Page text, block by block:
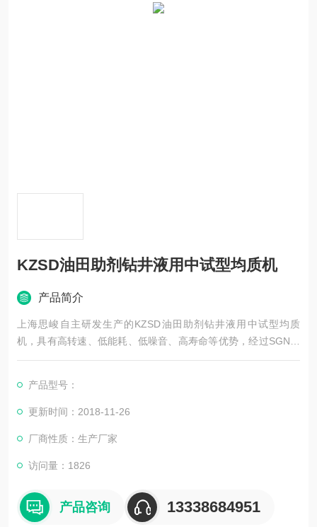
KZSD油田助剂钻井液用中试型均质机
产品简介
上海思峻自主研发生产的KZSD油田助剂钻井液用中试型均质
机，具有高转速、低能耗、低噪音、高寿命等优势，经过SGN全
体研发生产部员工的不懈努力，终于解决了SGN高剪切乳化机的
机械密封的原因，转速 只能达到2910转，而SGN新研发的立式
分体式均质机将转速提高到9000转，从而更好的解决了市场的需
产品型号：
更新时间：2018-11-26
厂商性质：生产厂家
访问量：1826
产品咨询 13338684951